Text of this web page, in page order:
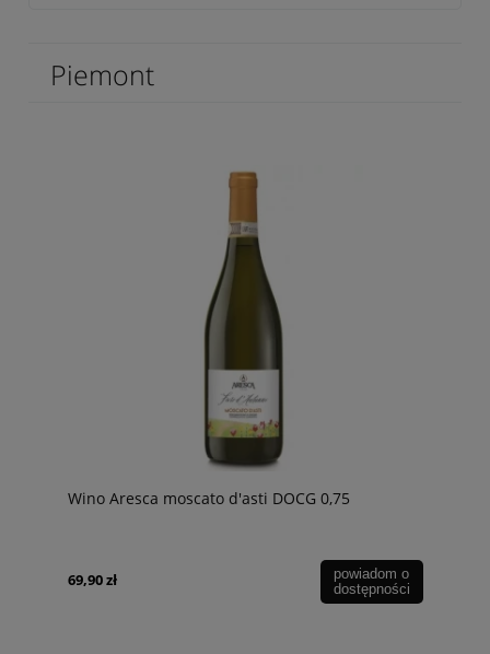
Piemont
Wino Aresca moscato d'asti DOCG 0,75
69,90 zł
powiadom o
dostępności